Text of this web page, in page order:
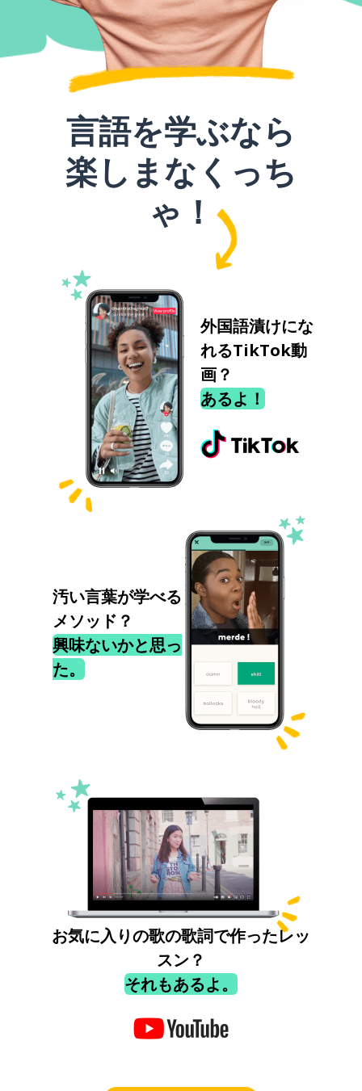
言語を学ぶなら
楽しまなくっち
ゃ！
外国語漬けにな
れるTikTok動
画？
あるよ！
汚い言葉が学べる
メソッド？
興味ないかと思っ
た。
お気に入りの歌の歌詞で作ったレッ
スン？
それもあるよ。